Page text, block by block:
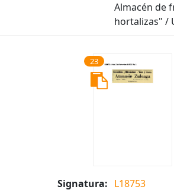
Almacén de
hortalizas" /
23
Signatura: L18753